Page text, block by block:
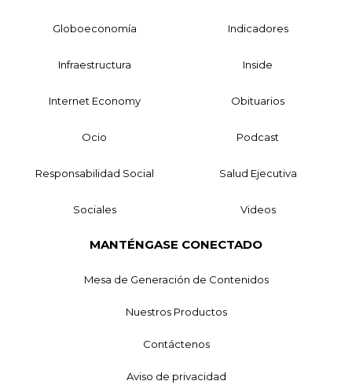
Globoeconomía Indicadores
Infraestructura Inside
Internet Economy Obituarios
Ocio Podcast
Responsabilidad Social Salud Ejecutiva
Sociales Videos
MANTÉNGASE CONECTADO
Mesa de Generación de Contenidos
Nuestros Productos
Contáctenos
Aviso de privacidad